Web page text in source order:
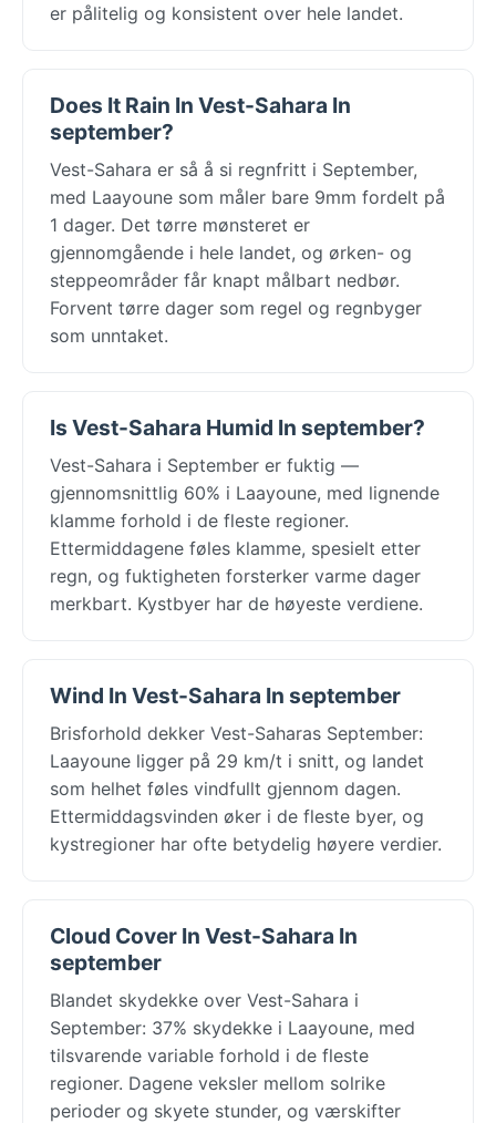
er pålitelig og konsistent over hele landet.
Does It Rain In Vest-Sahara In
september?
Vest-Sahara er så å si regnfritt i September,
med Laayoune som måler bare 9mm fordelt på
1 dager. Det tørre mønsteret er
gjennomgående i hele landet, og ørken- og
steppeområder får knapt målbart nedbør.
Forvent tørre dager som regel og regnbyger
som unntaket.
Is Vest-Sahara Humid In september?
Vest-Sahara i September er fuktig —
gjennomsnittlig 60% i Laayoune, med lignende
klamme forhold i de fleste regioner.
Ettermiddagene føles klamme, spesielt etter
regn, og fuktigheten forsterker varme dager
merkbart. Kystbyer har de høyeste verdiene.
Wind In Vest-Sahara In september
Brisforhold dekker Vest-Saharas September:
Laayoune ligger på 29 km/t i snitt, og landet
som helhet føles vindfullt gjennom dagen.
Ettermiddagsvinden øker i de fleste byer, og
kystregioner har ofte betydelig høyere verdier.
Cloud Cover In Vest-Sahara In
september
Blandet skydekke over Vest-Sahara i
September: 37% skydekke i Laayoune, med
tilsvarende variable forhold i de fleste
regioner. Dagene veksler mellom solrike
perioder og skyete stunder, og værskifter